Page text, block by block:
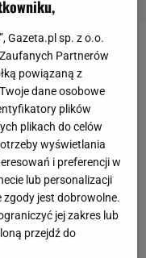
na boisku - to
w tym sezonie. Od
w
w Anglii)
trzech spotkaniach
opuścił. Wynikać
Premier
na
Sam
Gazeta.pl sp. z o.o.
Partnerów
powiązaną z
dane osobowe
plików
plikach do celów
wyświetlania
i preferencji w
lub personalizacji
jest dobrowolne.
jej zakres lub
przejdź do